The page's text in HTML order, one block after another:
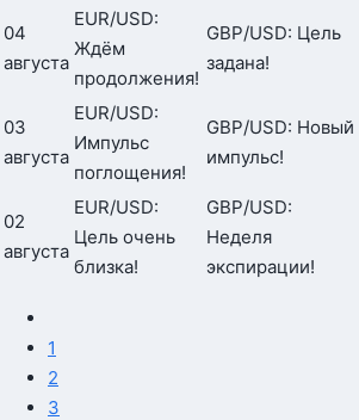
04
августа
EUR/USD:
Ждём
продолжения!
GBP/USD: Цель
задана!
03
августа
EUR/USD:
Импульс
поглощения!
GBP/USD: Новый
импульс!
02
августа
EUR/USD:
Цель очень
близка!
GBP/USD:
Неделя
экспирации!
1
2
3